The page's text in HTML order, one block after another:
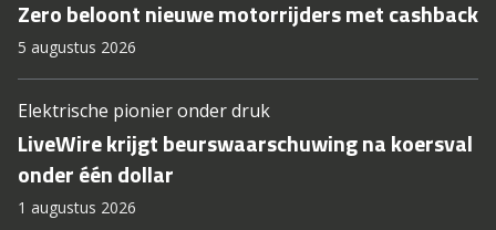
Zero beloont nieuwe motorrijders met cashback
5 augustus 2026
Elektrische pionier onder druk
LiveWire krijgt beurswaarschuwing na koersval
onder één dollar
1 augustus 2026